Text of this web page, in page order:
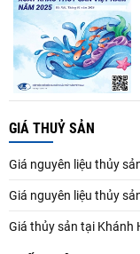
GIÁ THUỶ SẢN
Giá nguyên liệu thủy
Giá nguyên liệu thủy
Giá thủy sản tại